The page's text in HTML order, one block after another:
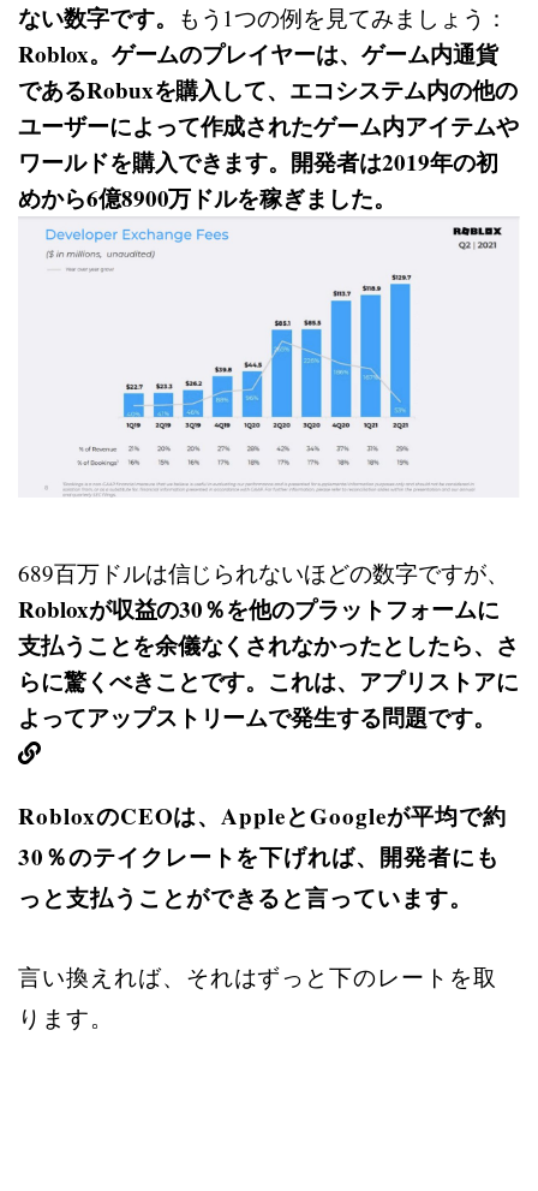
ない数字です。 もう1つの例を見てみましょう：
Roblox。ゲームのプレイヤーは、ゲーム内通貨
であるRobuxを購入して、エコシステム内の他の
ユーザーによって作成されたゲーム内アイテムや
ワールドを購入できます。開発者は2019年の初
めから6億8900万ドルを稼ぎました。
689百万ドルは信じられないほどの数字ですが、
Robloxが収益の30％を他のプラットフォームに
支払うことを余儀なくされなかったとしたら、さ
らに驚くべきことです。これは、アプリストアに
よってアップストリームで発生する問題です。
RobloxのCEOは、AppleとGoogleが平均で約
30％のテイクレートを下げれば、開発者にも
っと支払うことができると言っています。
言い換えれば、それはずっと下のレートを取
ります。